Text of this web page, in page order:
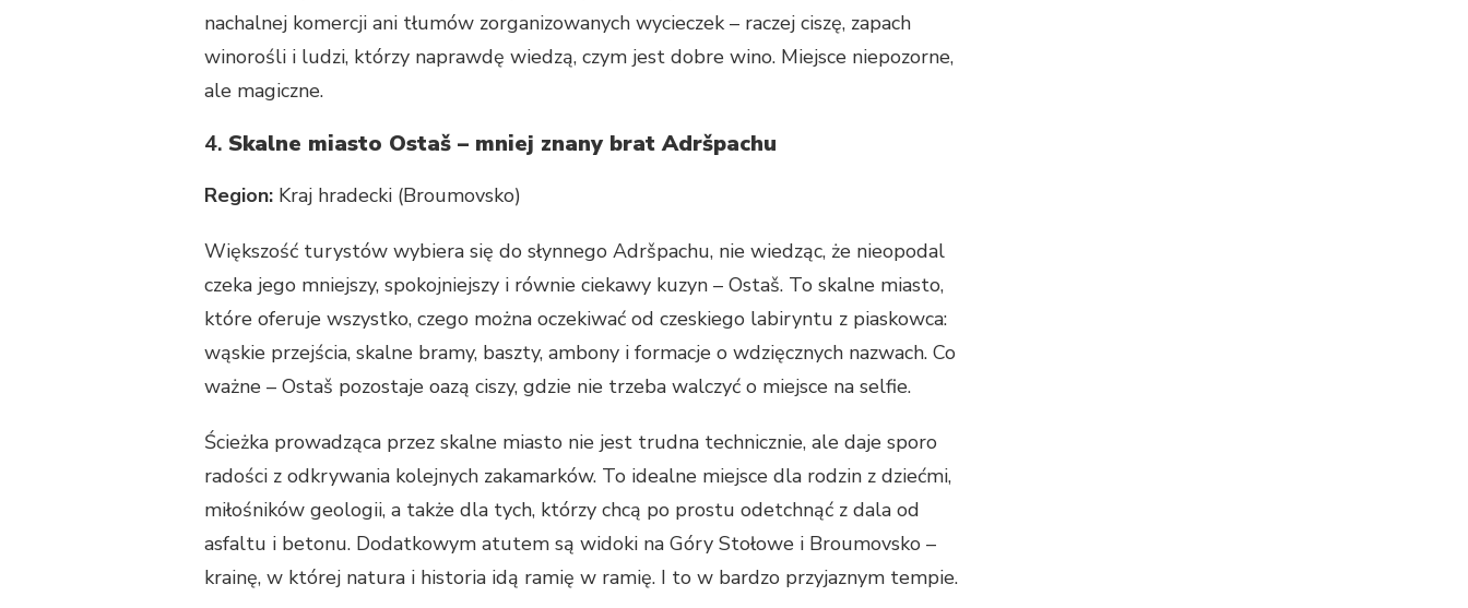
nachalnej komercji ani tłumów zorganizowanych wycieczek – raczej ciszę, zapach
winorośli i ludzi, którzy naprawdę wiedzą, czym jest dobre wino. Miejsce niepozorne,
ale magiczne.
4. Skalne miasto Ostaš – mniej znany brat Adršpachu
Region: Kraj hradecki (Broumovsko)
Większość turystów wybiera się do słynnego Adršpachu, nie wiedząc, że nieopodal
czeka jego mniejszy, spokojniejszy i równie ciekawy kuzyn – Ostaš. To skalne miasto,
które oferuje wszystko, czego można oczekiwać od czeskiego labiryntu z piaskowca:
wąskie przejścia, skalne bramy, baszty, ambony i formacje o wdzięcznych nazwach. Co
ważne – Ostaš pozostaje oazą ciszy, gdzie nie trzeba walczyć o miejsce na selfie.
Ścieżka prowadząca przez skalne miasto nie jest trudna technicznie, ale daje sporo
radości z odkrywania kolejnych zakamarków. To idealne miejsce dla rodzin z dziećmi,
miłośników geologii, a także dla tych, którzy chcą po prostu odetchnąć z dala od
asfaltu i betonu. Dodatkowym atutem są widoki na Góry Stołowe i Broumovsko –
krainę, w której natura i historia idą ramię w ramię. I to w bardzo przyjaznym tempie.